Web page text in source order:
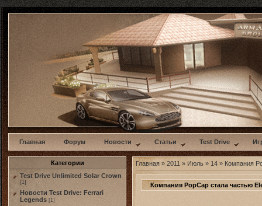
w
Главная Форум Новости Статьи Test Drive
Категории
Test Drive Unlimited Solar Crown
[1]
Новости Test Drive: Ferrari
Legends [1]
Главная » 2011 » Июль » 14 » Компания
Компания PopCap стала частью